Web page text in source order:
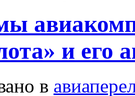
и его
в